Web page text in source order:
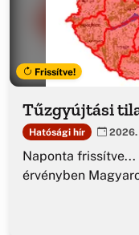
Frissítve!
Tűzgyújtási
Hatósági hír 2026.
Naponta
érvényben